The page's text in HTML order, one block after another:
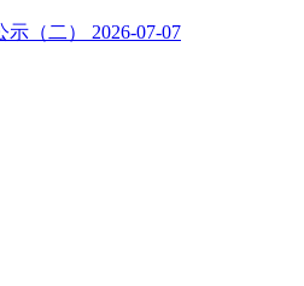
示（二） 2026-07-07